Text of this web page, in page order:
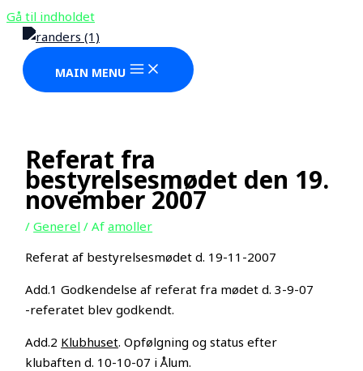
Gå til indholdet
MAIN MENU
Referat fra
bestyrelsesmødet den 19.
november 2007
/Generel / Afamoller
Referat af bestyrelsesmødet d. 19-11-2007
Add.1 Godkendelse af referat fra mødet d. 3-9-07
-referatet blev godkendt.
Add.2 Klubhuset. Opfølgning og status efter
klubaften d. 10-10-07 i Ålum.